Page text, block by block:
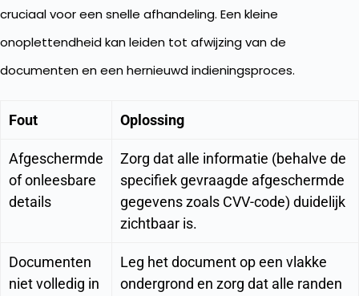
cruciaal voor een snelle afhandeling. Een kleine
onoplettendheid kan leiden tot afwijzing van de
documenten en een hernieuwd indieningsproces.
Fout Oplossing
Afgeschermde
of onleesbare
details
Zorg dat alle informatie (behalve de
specifiek gevraagde afgeschermde
gegevens zoals CVV-code) duidelijk
zichtbaar is.
Documenten
niet volledig in
Leg het document op een vlakke
ondergrond en zorg dat alle randen